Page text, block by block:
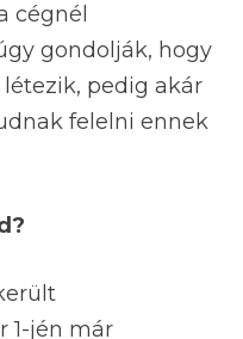
cégnél
gondolják, hogy
pedig akár
felelni ennek
1-jén már